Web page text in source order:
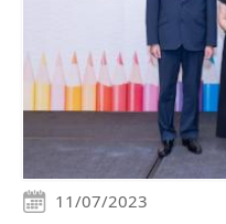
11/07/2023